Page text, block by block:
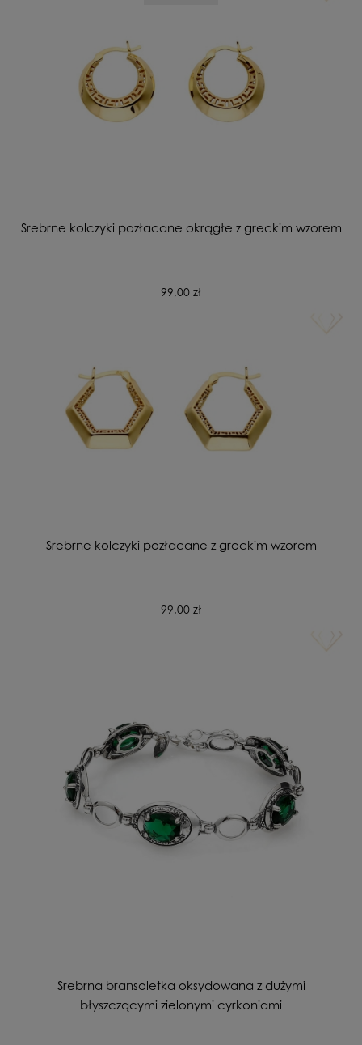
Srebrne kolczyki pozłacane okrągłe z greckim wzorem
99,00 zł
Srebrne kolczyki pozłacane z greckim wzorem
99,00 zł
Srebrna bransoletka oksydowana z dużymi
błyszczącymi zielonymi cyrkoniami